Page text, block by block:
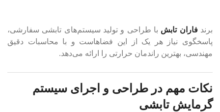
برندفاران تابش با طراحی و تولید سیستم‌های تابشی سفارشی،
پاسخگوی نیاز هر یک از این فضاهاست و با محاسبات دقیق
مهندسی، بهترین راندمان حرارتی را ارائه می‌دهد.
نکات مهم در طراحی و اجرای سیستم
گرمایش تابشی